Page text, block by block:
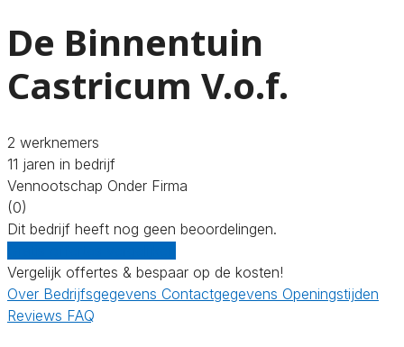
De Binnentuin
Castricum V.o.f.
2 werknemers
11 jaren in bedrijf
Vennootschap Onder Firma
(0)
Dit bedrijf heeft nog geen beoordelingen.
Vergelijk offertes & bespaar op de kosten!
Over Bedrijfsgegevens Contactgegevens Openingstijden
Reviews FAQ